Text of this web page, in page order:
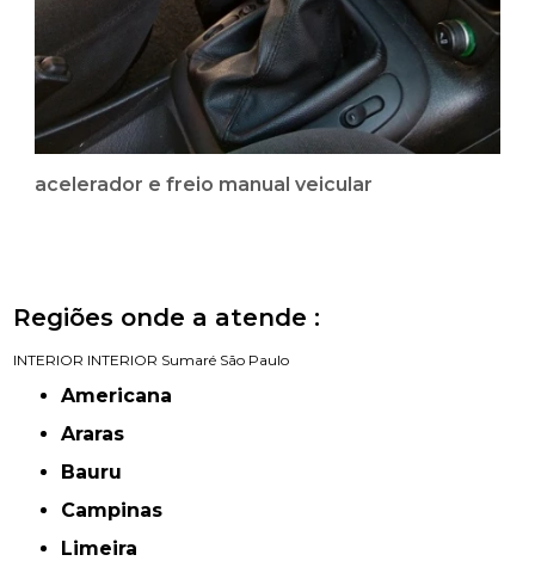
acelerador e freio manual veicular
Regiões onde a atende :
INTERIOR INTERIOR Sumaré São Paulo
Americana
Araras
Bauru
Campinas
Limeira